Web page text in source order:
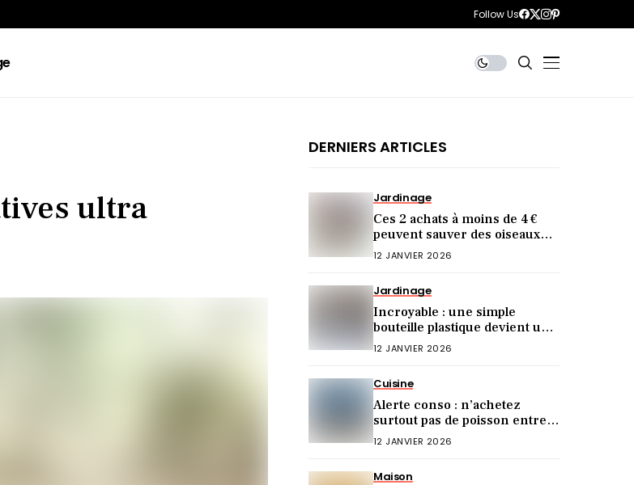
Follow Us
ultra
DERNIERS ARTICLES
Jardinage
Ces 2 achats à moins de 4 €
peuvent sauver des oiseaux
cet hiver (et vous ne le saviez
12 JANVIER 2026
Jardinage
Incroyable : une simple
bouteille plastique devient une
mangeoire idéale !
12 JANVIER 2026
Cuisine
Alerte conso : n’achetez
surtout pas de poisson entre
Noël et le Nouvel An (voici
12 JANVIER 2026
Maison